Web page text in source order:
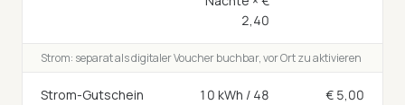
2,40
Strom: separat als digitaler Voucher buchbar, vor Ort zu aktivieren
Strom-Gutschein
10 kWh / 48
€ 5,00